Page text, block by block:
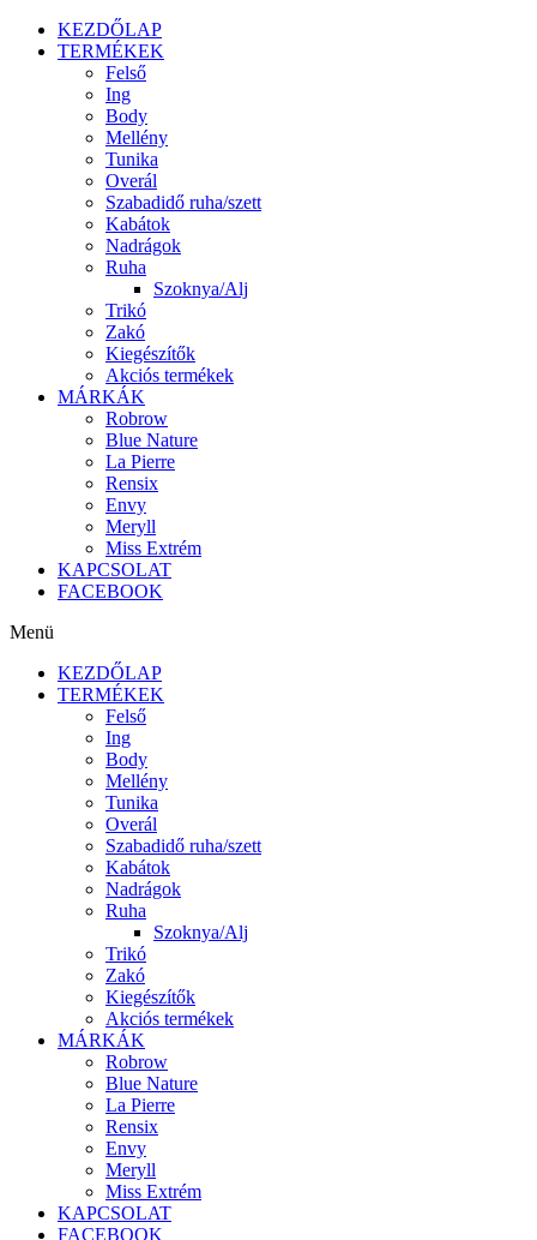
KEZDŐLAP
TERMÉKEK
Felső
Ing
Body
Mellény
Tunika
Overál
Szabadidő ruha/szett
Kabátok
Nadrágok
Ruha
Szoknya/Alj
Trikó
Zakó
Kiegészítők
Akciós termékek
MÁRKÁK
Robrow
Blue Nature
La Pierre
Rensix
Envy
Meryll
Miss Extrém
KAPCSOLAT
FACEBOOK
Menü
KEZDŐLAP
TERMÉKEK
Felső
Ing
Body
Mellény
Tunika
Overál
Szabadidő ruha/szett
Kabátok
Nadrágok
Ruha
Szoknya/Alj
Trikó
Zakó
Kiegészítők
Akciós termékek
MÁRKÁK
Robrow
Blue Nature
La Pierre
Rensix
Envy
Meryll
Miss Extrém
KAPCSOLAT
FACEBOOK